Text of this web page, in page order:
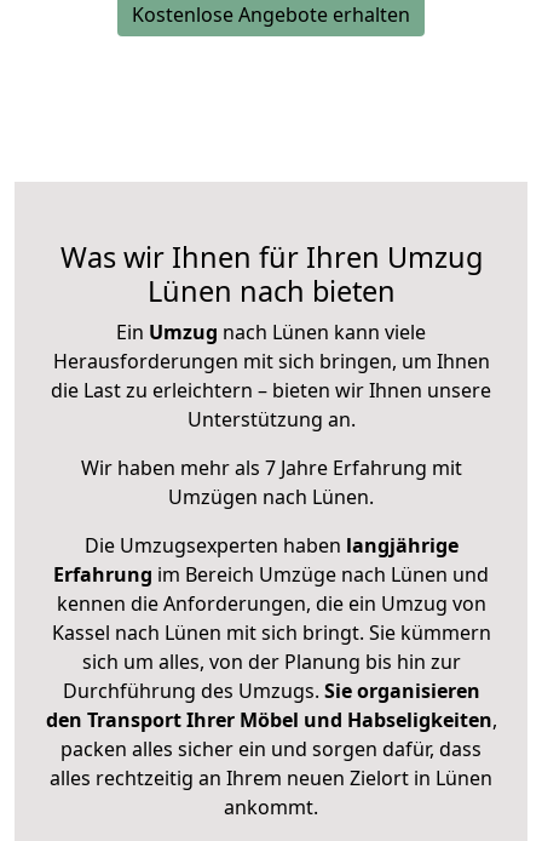
Kostenlose Angebote erhalten
Was wir Ihnen für Ihren Umzug
Lünen nach bieten
Ein Umzug nach Lünen kann viele
Herausforderungen mit sich bringen, um Ihnen
die Last zu erleichtern – bieten wir Ihnen unsere
Unterstützung an.
Wir haben mehr als 7 Jahre Erfahrung mit
Umzügen nach Lünen.
Die Umzugsexperten haben langjährige
Erfahrung im Bereich Umzüge nach Lünen und
kennen die Anforderungen, die ein Umzug von
Kassel nach Lünen mit sich bringt. Sie kümmern
sich um alles, von der Planung bis hin zur
Durchführung des Umzugs. Sie organisieren
den Transport Ihrer Möbel und Habseligkeiten,
packen alles sicher ein und sorgen dafür, dass
alles rechtzeitig an Ihrem neuen Zielort in Lünen
ankommt.